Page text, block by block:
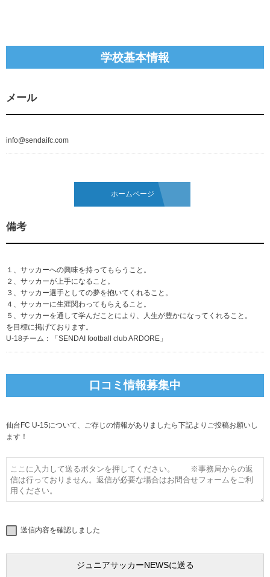
学校基本情報
メール
info@sendaifc.com
ホームページ
備考
１、サッカーへの興味を持ってもらうこと。
２、サッカーが上手になること。
３、サッカー選手としての夢を抱いてくれること。
４、サッカーに生涯関わってもらえること。
５、サッカーを通して学んだことにより、人生が豊かになってくれること。
を目標に掲げております。
U-18チーム：「SENDAI football club ARDORE」
口コミ情報募集中
仙台FC U-15について、ご存じの情報がありましたら下記よりご投稿お願いし
ます！
送信内容を確認しました